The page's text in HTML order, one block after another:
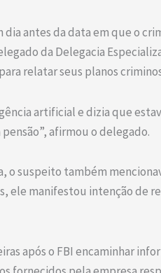
antes da data em que o
da Delegacia
relatar seus planos
artificial e dizia que
afirmou o delegado.
o suspeito também
ele manifestou intenção de
após o FBI encaminhar